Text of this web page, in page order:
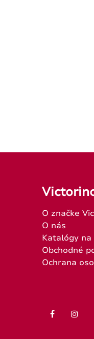
O značke
O nás
Katalógy
Obchodné
Ochrana